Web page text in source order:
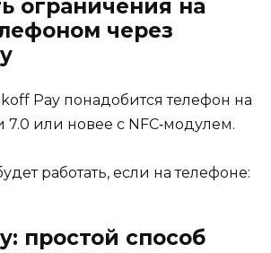
ограничения на
через
Pay понадобится телефон на
или новее c NFC‑модулем.
работать, если на телефоне:
простой способ